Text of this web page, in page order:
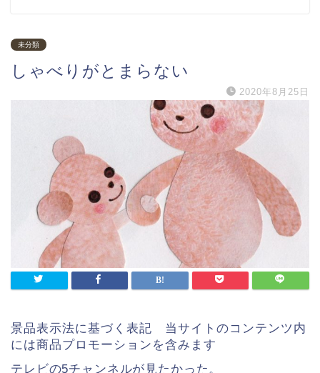
未分類
しゃべりがとまらない
2020年8月25日
景品表示法に基づく表記 当サイトのコンテンツ内
には商品プロモーションを含みます
テレビの5チャンネルが見たかった。